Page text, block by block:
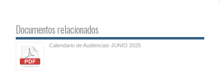
Documentos relacionados
Calendario de Audiencias-JUNIO 2025